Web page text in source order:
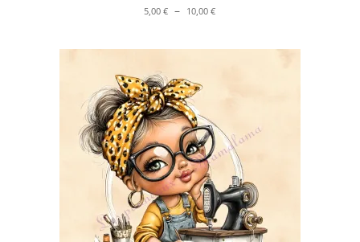
5,00€ – 10,00€Plage
prix :